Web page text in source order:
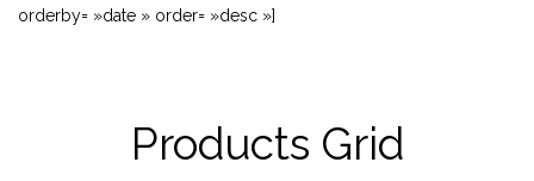
orderby= »date » order= »desc »]
Products Grid